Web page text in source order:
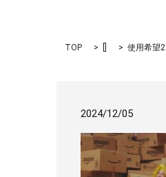
TOP 使用希望2
2024/12/05